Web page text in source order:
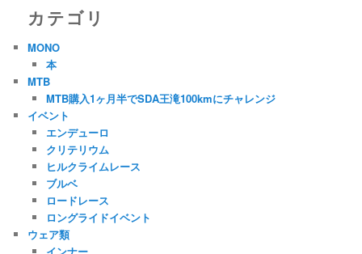
カテゴリ
MONO
本
MTB
MTB購入1ヶ月半でSDA王滝100kmにチャレンジ
イベント
エンデューロ
クリテリウム
ヒルクライムレース
ブルベ
ロードレース
ロングライドイベント
ウェア類